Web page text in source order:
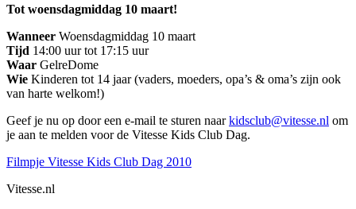
Tot woensdagmiddag 10 maart!
Wanneer Woensdagmiddag 10 maart
Tijd 14:00 uur tot 17:15 uur
Waar GelreDome
Wie Kinderen tot 14 jaar (vaders, moeders, opa’s & oma’s zijn ook
van harte welkom!)
Geef je nu op door een e-mail te sturen naarkidsclub@vitesse.nl om
je aan te melden voor de Vitesse Kids Club Dag.
Filmpje Vitesse Kids Club Dag 2010
Vitesse.nl